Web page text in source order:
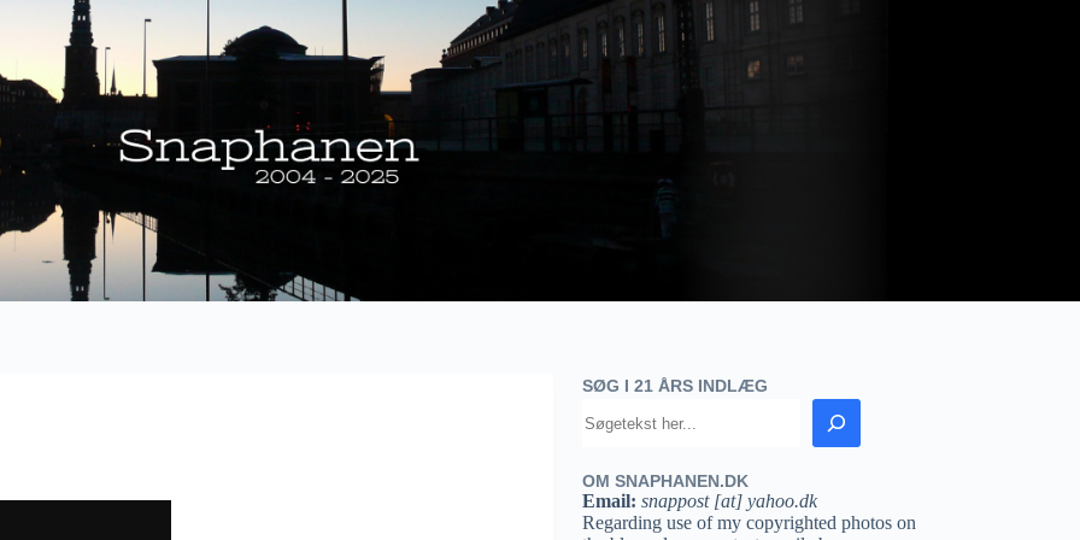
SØG I 21 ÅRS INDLÆG
OM SNAPHANEN.DK
Email: snappost [at] yahoo.dk
Regarding use of my copyrighted photos on